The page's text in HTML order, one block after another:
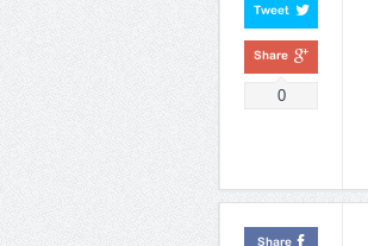
Tweet
Share
0